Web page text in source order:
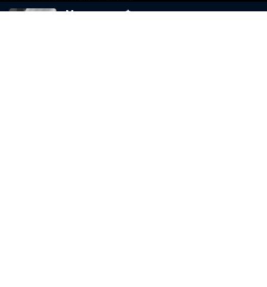
Мужчина из Флориды арестован после